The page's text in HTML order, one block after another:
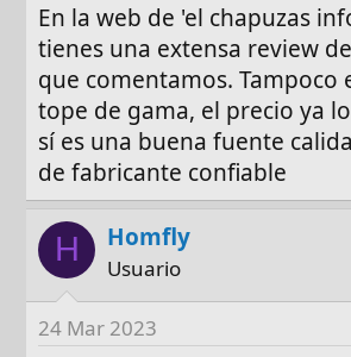
En la web de 'el chapuzas
tienes una extensa review
que comentamos. Tampoco
tope de gama, el precio ya
sí es una buena fuente
de fabricante confiable
H Homfly
Usuario
24 Mar 2023